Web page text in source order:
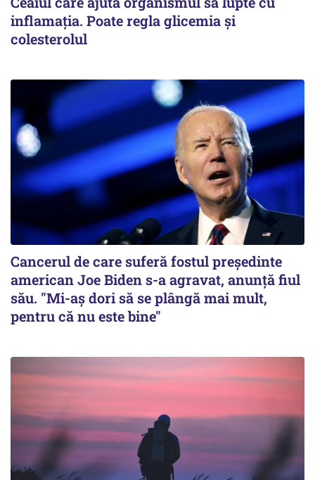
inflamația. Poate regla glicemia și
colesterolul
Cancerul de care suferă fostul preşedinte
american Joe Biden s-a agravat, anunță fiul
său. "Mi-aș dori să se plângă mai mult,
pentru că nu este bine"